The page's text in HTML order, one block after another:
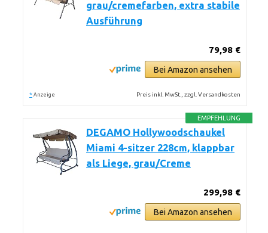
grau/cremefarben, extra stabile
Ausführung
79,98 €
Bei Amazon ansehen
* Anzeige Preis inkl. MwSt., zzgl. Versandkosten
EMPFEHLUNG
DEGAMO Hollywoodschaukel
Miami 4-sitzer 228cm, klappbar
als Liege, grau/Creme
299,98 €
Bei Amazon ansehen